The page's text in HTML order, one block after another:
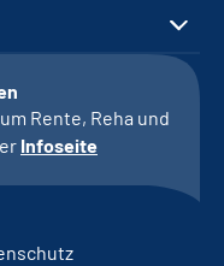
Rente, Reha und
Infoseite